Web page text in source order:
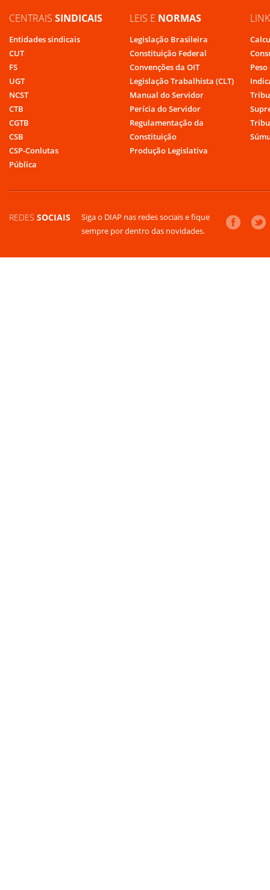
CENTRAIS SINDICAIS
Entidades sindicais
CUT
FS
UGT
NCST
CTB
CGTB
CSB
CSP-Conlutas
Pública
LEIS E NORMAS
Legislação Brasileira
Constituição Federal
Convenções da OIT
Legislação Trabalhista (CLT)
Manual do Servidor
Perícia do Servidor
Regulamentação da
Constituição
Produção Legislativa
REDES SOCIAIS
Siga o DIAP nas redes sociais e fique
sempre por dentro das novidades.